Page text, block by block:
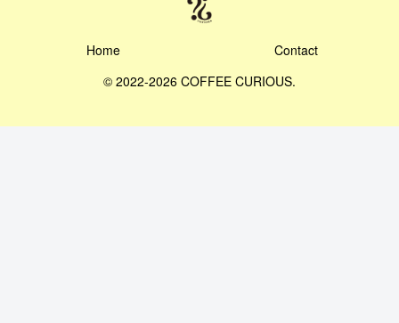
Home
Contact
© 2022-2026 COFFEE CURIOUS.